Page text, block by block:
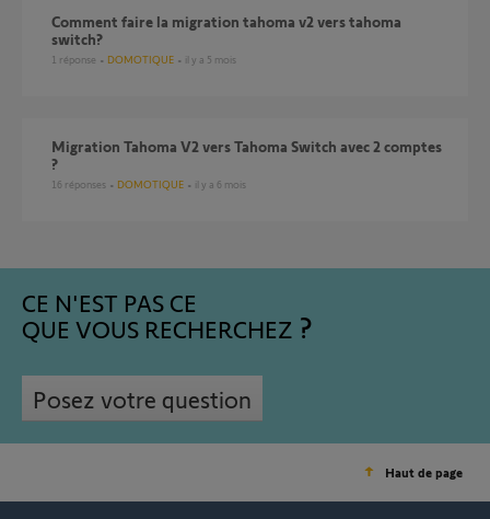
Comment faire la migration tahoma v2 vers tahoma
switch?
1 réponse DOMOTIQUE il y a 5 mois
Migration Tahoma V2 vers Tahoma Switch avec 2 comptes
?
16 réponses DOMOTIQUE il y a 6 mois
CE N'EST PAS CE
QUE VOUS RECHERCHEZ
Posez votre question
Haut de page